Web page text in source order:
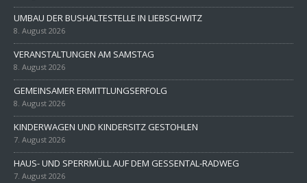
UMBAU DER BUSHALTESTELLE IN LIEBSCHWITZ
8. August 2026
VERANSTALTUNGEN AM SAMSTAG
8. August 2026
GEMEINSAMER ERMITTLUNGSERFOLG
8. August 2026
KINDERWAGEN UND KINDERSITZ GESTOHLEN
7. August 2026
HAUS- UND SPERRMÜLL AUF DEM GESSENTAL-RADWEG
7. August 2026